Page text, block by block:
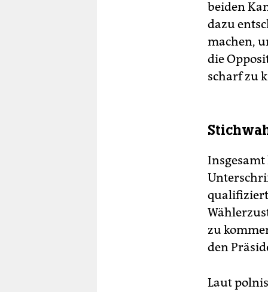
beiden
dazu
machen,
die
scharf zu
Insgesamt
zu
den
Laut